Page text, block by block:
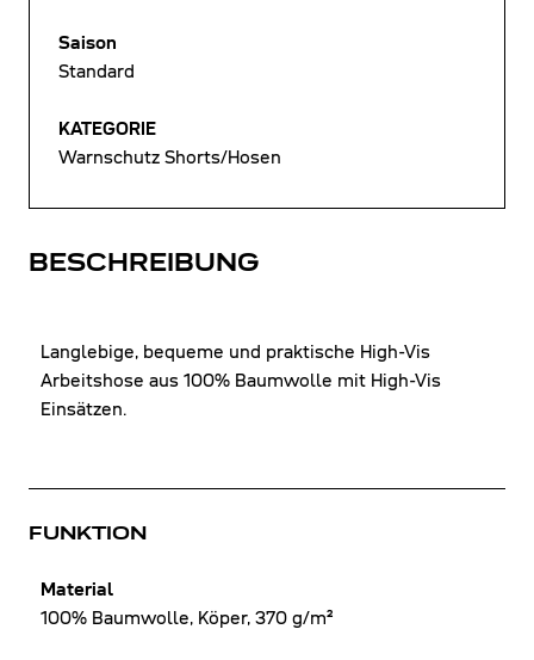
BESCHREIBUNG
Langlebige, bequeme und praktische High-Vis
Arbeitshose aus 100% Baumwolle mit High-Vis
Einsätzen.
FUNKTION
Material
100% Baumwolle, Köper, 370 g/m²
Saison
Standard
KATEGORIE
Warnschutz Shorts/Hosen